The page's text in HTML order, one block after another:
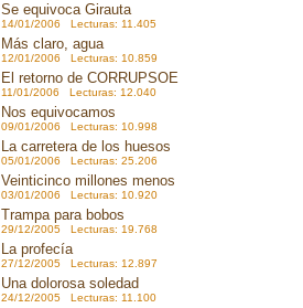
Se equivoca Girauta
14/01/2006 Lecturas: 11.405
Más claro, agua
12/01/2006 Lecturas: 10.859
El retorno de CORRUPSOE
11/01/2006 Lecturas: 12.040
Nos equivocamos
09/01/2006 Lecturas: 10.998
La carretera de los huesos
05/01/2006 Lecturas: 25.206
Veinticinco millones menos
03/01/2006 Lecturas: 10.920
Trampa para bobos
29/12/2005 Lecturas: 19.768
La profecía
27/12/2005 Lecturas: 12.897
Una dolorosa soledad
24/12/2005 Lecturas: 11.100